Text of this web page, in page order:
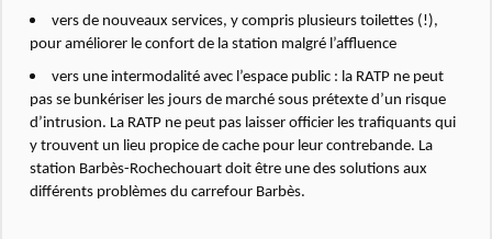
vers de nouveaux services, y compris plusieurs toilettes (!),
pour améliorer le confort de la station malgré l’affluence
vers une intermodalité avec l’espace public : la RATP ne peut
pas se bunkériser les jours de marché sous prétexte d’un risque
d’intrusion. La RATP ne peut pas laisser officier les trafiquants qui
y trouvent un lieu propice de cache pour leur contrebande. La
station Barbès-Rochechouart doit être une des solutions aux
différents problèmes du carrefour Barbès.